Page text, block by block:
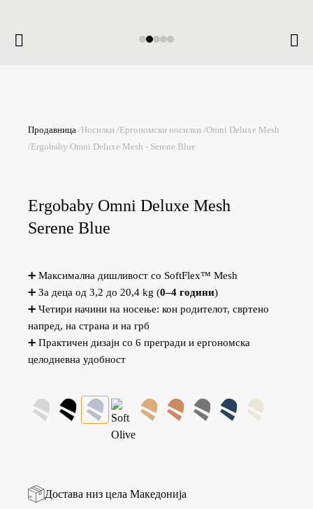
Продавница /Носилки /Ергономски носилки /Omni Deluxe Mesh
/Ergobaby Omni Deluxe Mesh - Serene Blue
Ergobaby Omni Deluxe Mesh
Serene Blue
➕ Максимална дишливост со SoftFlex™ Mesh
➕ За деца од 3,2 до 20,4 kg (0–4 години)
➕ Четири начини на носење: кон родителот, свртено
напред, на страна и на грб
➕ Практичен дизајн со 6 прегради и ергономска
целодневна удобност
Достава низ цела Македонија